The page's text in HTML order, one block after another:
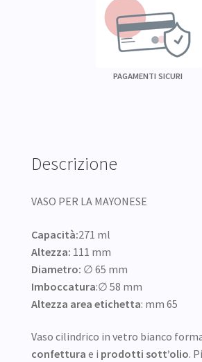
PAGAMENTI SICURI
Descrizione
VASO PER LA MAYONESE
Capacità:271 ml
Altezza: 111 mm
Diametro: ∅ 65 mm
Imboccatura:∅ 58 mm
Altezza area etichetta: mm 65
Vaso cilindrico in vetro bianco
confettura e i prodotti sott’olio.